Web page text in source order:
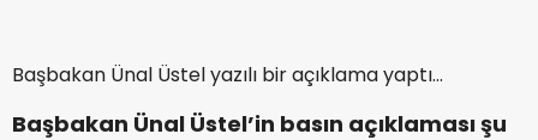
Başbakan Ünal Üstel yazılı bir açıklama yaptı...
Başbakan Ünal Üstel’in basın açıklaması şu